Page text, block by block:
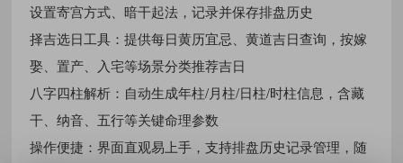
设置寄宫方式、暗干起法，记录并保存排盘历史
择吉选日工具：提供每日黄历宜忌、黄道吉日查询，按嫁
娶、置产、入宅等场景分类推荐吉日
八字四柱解析：自动生成年柱/月柱/日柱/时柱信息，含藏
干、纳音、五行等关键命理参数
操作便捷：界面直观易上手，支持排盘历史记录管理，随